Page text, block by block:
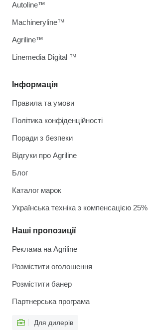
Інформація
Правила та умови
Політика конфіденційності
Поради з безпеки
Відгуки про Agriline
Блог
Каталог марок
Українська техніка з компенсацією 25%
Наші пропозиції
Реклама на Agriline
Розмістити оголошення
Розмістити банер
Партнерська програма
Для дилерів
Autoline™
Machineryline™
Agriline™
Linemedia Digital ™